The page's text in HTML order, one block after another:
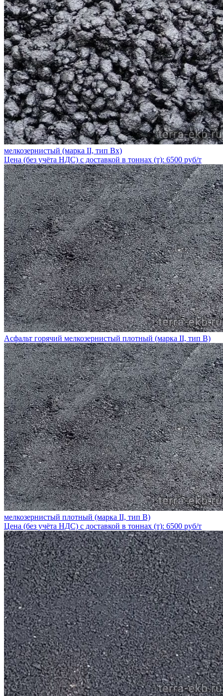
мелкозернистый (марка II, тип Вх)
Цена (без учёта НДС) с доставкой в тоннах (т): 6500 руб/т
Асфальт горячий мелкозернистый плотный (марка II, тип В)
мелкозернистый плотный (марка II, тип В)
Цена (без учёта НДС) с доставкой в тоннах (т): 6500 руб/т